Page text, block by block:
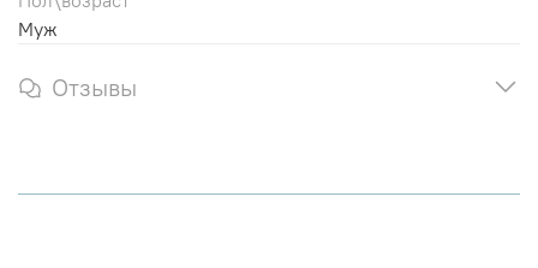
Муж
Отзывы